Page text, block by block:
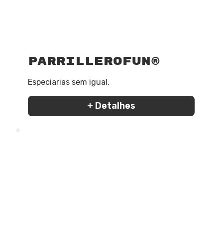
ParrilleroFun®
Especiarias sem igual.
+ Detalhes